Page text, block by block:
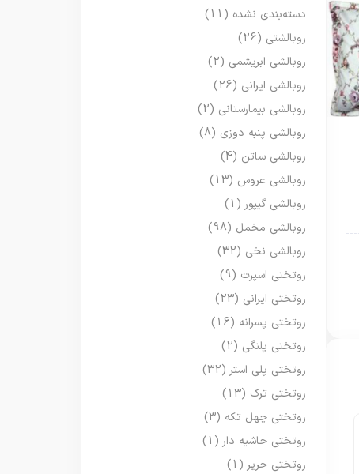
دسته‌بندی نشده (11)
روبالشتی (26)
روبالشی ابریشمی (2)
روبالشی ایرانی (26)
روبالشی بیمارستانی (2)
روبالشی پنبه دوزی (8)
روبالشی ساتن (4)
روبالشی عروس (13)
روبالشی گیپور (1)
روبالشی مخمل (98)
روبالشی نخی (32)
روتختی اسپرت (9)
روتختی ایرانی (23)
روتختی پسرانه (16)
روتختی پلنگی (2)
روتختی پلی استر (32)
روتختی ترک (13)
روتختی چهل تکه (3)
روتختی حاشیه دار (1)
روتختی حریر (1)